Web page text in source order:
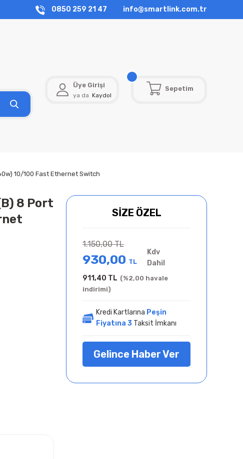
0850 259 21 47 info@smartlink.com.tr
Üye Girişi
ya da Kaydol
Sepetim
10/100 Fast Ethernet Switch
8 Port
SİZE ÖZEL
1.150,00 TL
930,00 TL
Kdv
Dahil
911,40 TL (%2,00 havale
indirimi)
Kredi Kartlarına Peşin
Fiyatına 3 Taksit İmkanı
Gelince Haber Ver